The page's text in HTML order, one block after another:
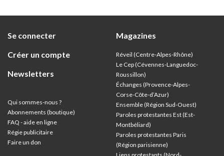
Se connecter
Créer un compte
Newsletters
Qui sommes-nous ?
Abonnements (boutique)
FAQ - aide en ligne
Régie publicitaire
Faire un don
Magazines
Réveil (Centre-Alpes-Rhône)
Le Cep (Cévennes-Languedoc-
Roussillon)
Échanges (Provence-Alpes-
Corse-Côte-d’Azur)
Ensemble (Région Sud-Ouest)
Paroles protestantes Est (Est-
Montbéliard)
Paroles protestantes Paris
(Région parisienne)